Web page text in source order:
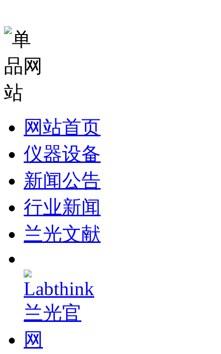
网站首页
仪器设备
新闻公告
行业新闻
兰光文献